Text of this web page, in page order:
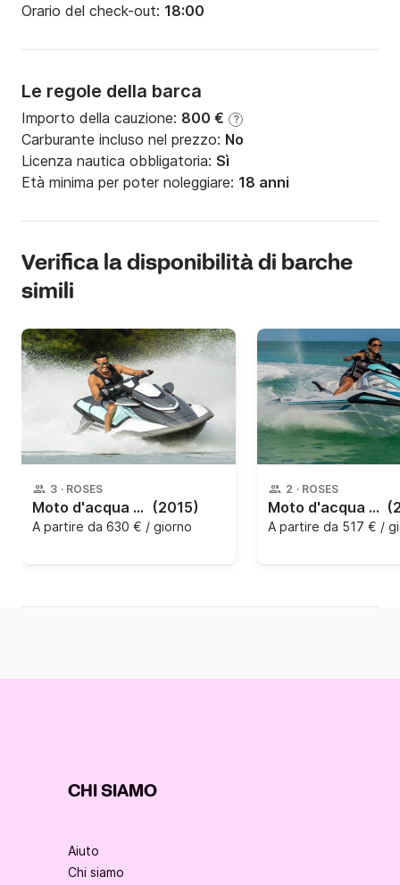
Orario del check-out: 18:00
Le regole della barca
Importo della cauzione: 800 € ?
Carburante incluso nel prezzo: No
Licenza nautica obbligatoria: Sì
Età minima per poter noleggiare: 18 anni
Verifica la disponibilità di barche
simili
3 · ROSES
Moto d'acqua Yamaha FX H0 180 CRUISER 185CV (2015)
A partire da 630 € / giorno
2 · ROSES
Moto d'acqua Yamaha VX Deluxe 115 110CV
A partire da 517 € /
CHI SIAMO
Aiuto
Chi siamo